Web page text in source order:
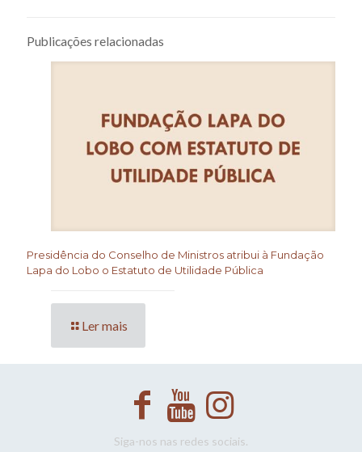
Publicações relacionadas
Presidência do Conselho de Ministros atribui à Fundação
Lapa do Lobo o Estatuto de Utilidade Pública
Ler mais
Siga-nos nas redes sociais.